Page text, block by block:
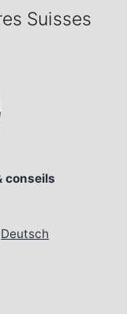
Suisses
conseils
Deutsch